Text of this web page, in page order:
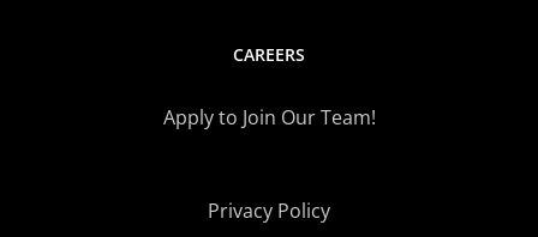
CAREERS
Apply to Join Our Team!
Privacy Policy